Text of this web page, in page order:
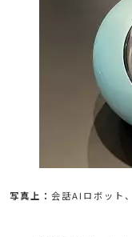
写真上： 会話AIロボット